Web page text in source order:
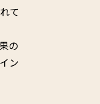
て
の
ン